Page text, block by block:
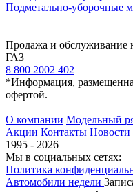
Подметально-уборочные
Продажа и обслуживание
ГАЗ
8 800 2002 402
*Информация,
офертой.
О компании Модельный
Акции Контакты Новости
1995 - 2026
Мы в социальных сетях:
Политика
Автомобили недели